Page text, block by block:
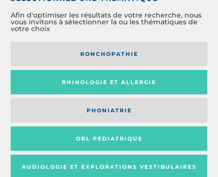
Afin d'optimiser les résultats de votre recherche, nous
vous invitons à sélectionner la ou les thématiques de
votre choix
RONCHOPATHIE
RHINOLOGIE ET ALLERGIE
PHONIATRIE
ORL PÉDIATRIQUE
AUDIOLOGIE ET EXPLORATIONS VESTIBULAIRES